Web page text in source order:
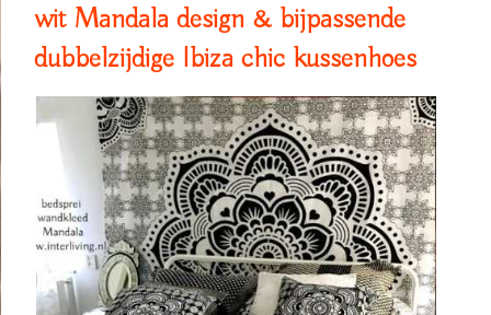
wit Mandala design & bijpassende
dubbelzijdige Ibiza chic kussenhoes